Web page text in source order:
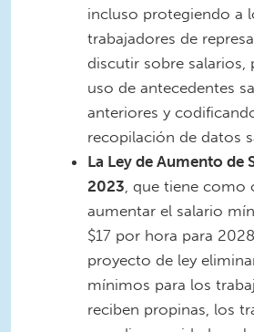
incluso protegiendo a
trabajadores de
discutir sobre salarios,
uso de antecedentes
anteriores y
recopilación de datos
La Ley de Aumento de
2023, que tiene como
aumentar el salario
$17 por hora para
proyecto de ley
mínimos para los
reciben propinas, los